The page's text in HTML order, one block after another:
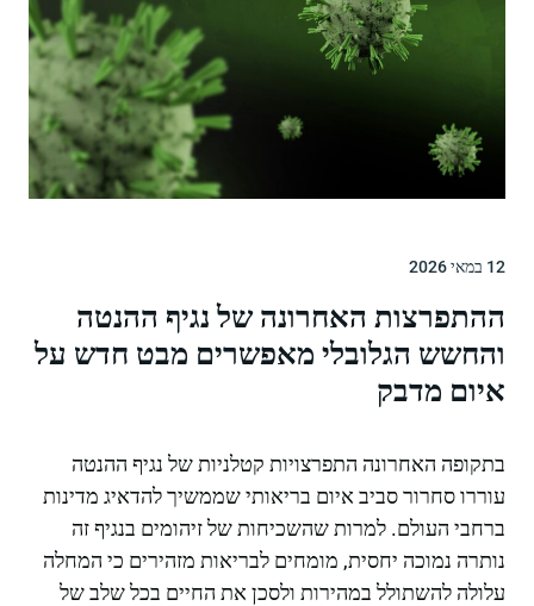
12 במאי 2026
ההתפרצות האחרונה של נגיף ההנטה
והחשש הגלובלי מאפשרים מבט חדש על
איום מדבק
בתקופה האחרונה התפרצויות קטלניות של נגיף ההנטה
עוררו סחרור סביב איום בריאותי שממשיך להדאיג מדינות
ברחבי העולם. למרות שהשכיחות של זיהומים בנגיף זה
נותרה נמוכה יחסית, מומחים לבריאות מזהירים כי המחלה
עלולה להשתולל במהירות ולסכן את החיים בכל שלב של